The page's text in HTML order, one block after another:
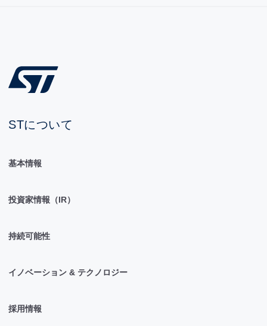
STについて
基本情報
投資家情報（IR）
持続可能性
イノベーション & テクノロジー
採用情報